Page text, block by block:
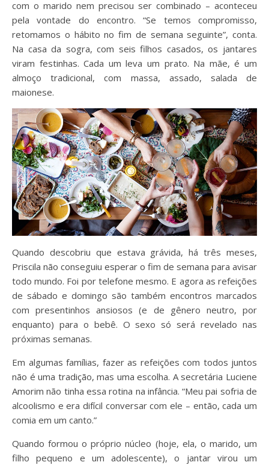
com o marido nem precisou ser combinado – aconteceu
pela vontade do encontro. “Se temos compromisso,
retomamos o hábito no fim de semana seguinte”, conta.
Na casa da sogra, com seis filhos casados, os jantares
viram festinhas. Cada um leva um prato. Na mãe, é um
almoço tradicional, com massa, assado, salada de
maionese.
Quando descobriu que estava grávida, há três meses,
Priscila não conseguiu esperar o fim de semana para avisar
todo mundo. Foi por telefone mesmo. E agora as refeições
de sábado e domingo são também encontros marcados
com presentinhos ansiosos (e de gênero neutro, por
enquanto) para o bebê. O sexo só será revelado nas
próximas semanas.
Em algumas famílias, fazer as refeições com todos juntos
não é uma tradição, mas uma escolha. A secretária Luciene
Amorim não tinha essa rotina na infância. “Meu pai sofria de
alcoolismo e era difícil conversar com ele – então, cada um
comia em um canto.”
Quando formou o próprio núcleo (hoje, ela, o marido, um
filho pequeno e um adolescente), o jantar virou um